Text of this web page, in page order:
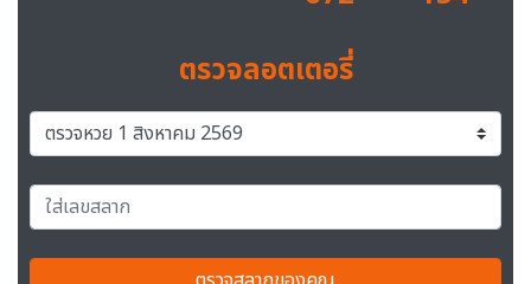
ตรวจลอตเตอรี่